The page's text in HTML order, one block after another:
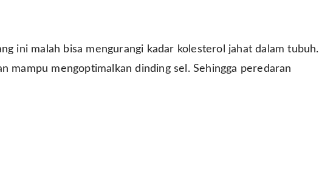
ini malah bisa mengurangi kadar kolesterol jahat dalam tubuh.
mampu mengoptimalkan dinding sel. Sehingga peredaran